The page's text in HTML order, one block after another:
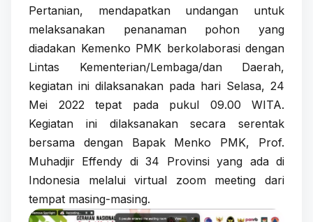
Pertanian, mendapatkan undangan untuk
melaksanakan penanaman pohon yang
diadakan Kemenko PMK berkolaborasi dengan
Lintas Kementerian/Lembaga/dan Daerah,
kegiatan ini dilaksanakan pada hari Selasa, 24
Mei 2022 tepat pada pukul 09.00 WITA.
Kegiatan ini dilaksanakan secara serentak
bersama dengan Bapak Menko PMK, Prof.
Muhadjir Effendy di 34 Provinsi yang ada di
Indonesia melalui virtual zoom meeting dari
tempat masing-masing.